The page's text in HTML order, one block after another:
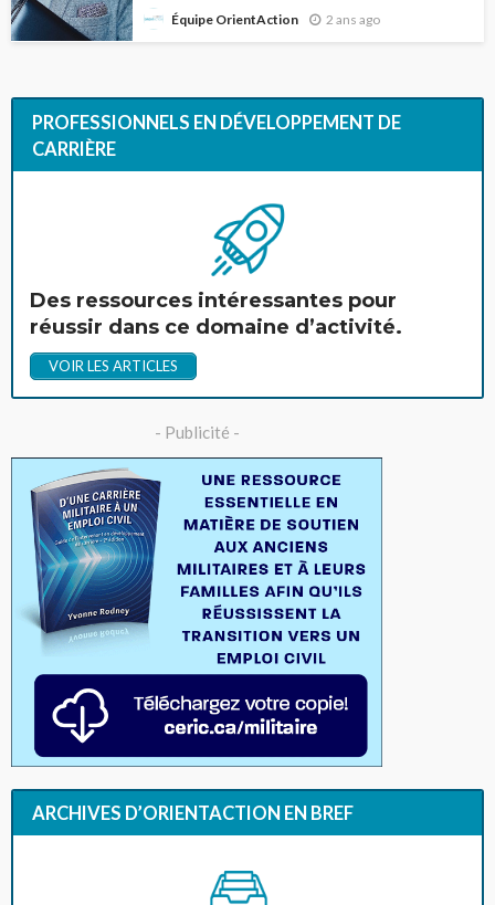
Équipe OrientAction 2 ans ago
PROFESSIONNELS EN DÉVELOPPEMENT DE
CARRIÈRE
Des ressources intéressantes pour
réussir dans ce domaine d’activité.
VOIR LES ARTICLES
- Publicité -
ARCHIVES D’ORIENTACTION EN BREF